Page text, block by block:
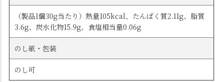
（製品1個30g当たり）熱量105kcal、たんぱく質2.11g、脂質
3.6g、炭水化物15.9g、食塩相当量0.06g
のし紙・包装
のし可